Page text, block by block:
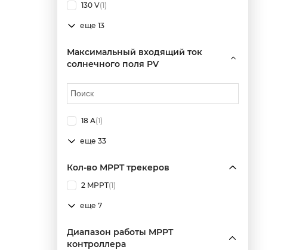
130 V(1)
еще 13
Максимальный входящий ток
солнечного поля PV
18 A(1)
еще 33
Кол-во MPPT трекеров
2 MPPT(1)
еще 7
Диапазон работы MPPT
контроллера